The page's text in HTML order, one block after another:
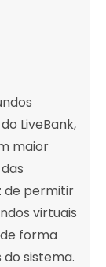
LiveBank,
maior
de permitir
virtuais
forma
sistema.